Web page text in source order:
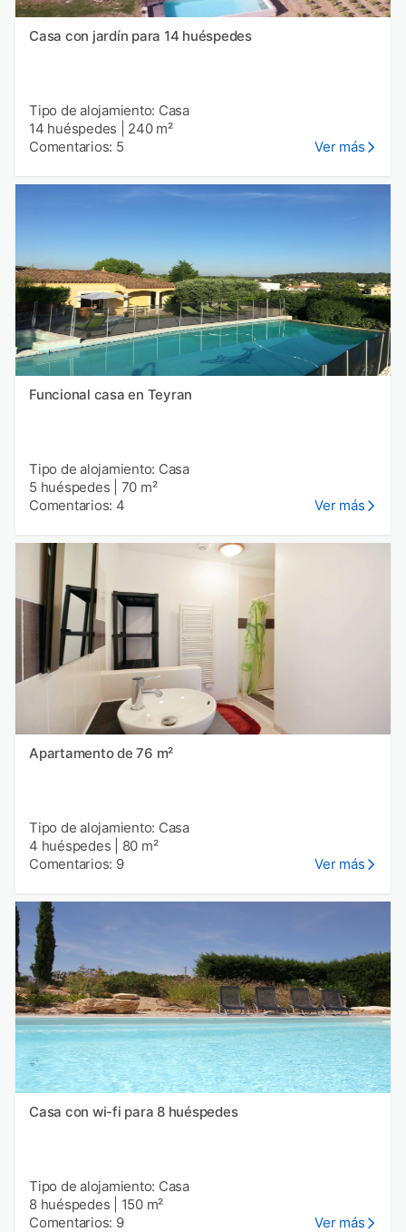
Casa con jardín para 14 huéspedes
Tipo de alojamiento: Casa
14 huéspedes
240 m²
Comentarios: 5
Ver más
Funcional casa en Teyran
Tipo de alojamiento: Casa
5 huéspedes
70 m²
Comentarios: 4
Ver más
Apartamento de 76 m²
Tipo de alojamiento: Casa
4 huéspedes
80 m²
Comentarios: 9
Ver más
Casa con wi-fi para 8 huéspedes
Tipo de alojamiento: Casa
8 huéspedes
150 m²
Comentarios: 9
Ver más